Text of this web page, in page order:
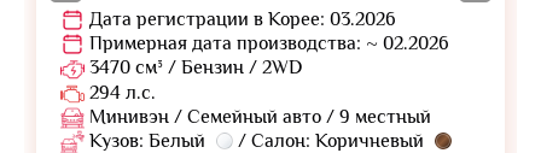
Дата регистрации в Корее: 03.2026
Примерная дата производства: ~ 02.2026
3470 см³ / Бензин / 2WD
294 л.с.
Минивэн / Семейный авто / 9 местный
Кузов: Белый
/ Салон: Коричневый